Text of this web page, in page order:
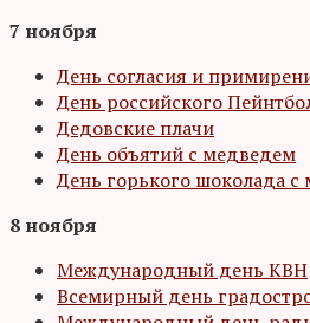
7 ноября
День согласия и
День российского
Дедовские плачи
День объятий с медведем
День горького шоколада
8 ноября
Международный день КВН
Всемирный день